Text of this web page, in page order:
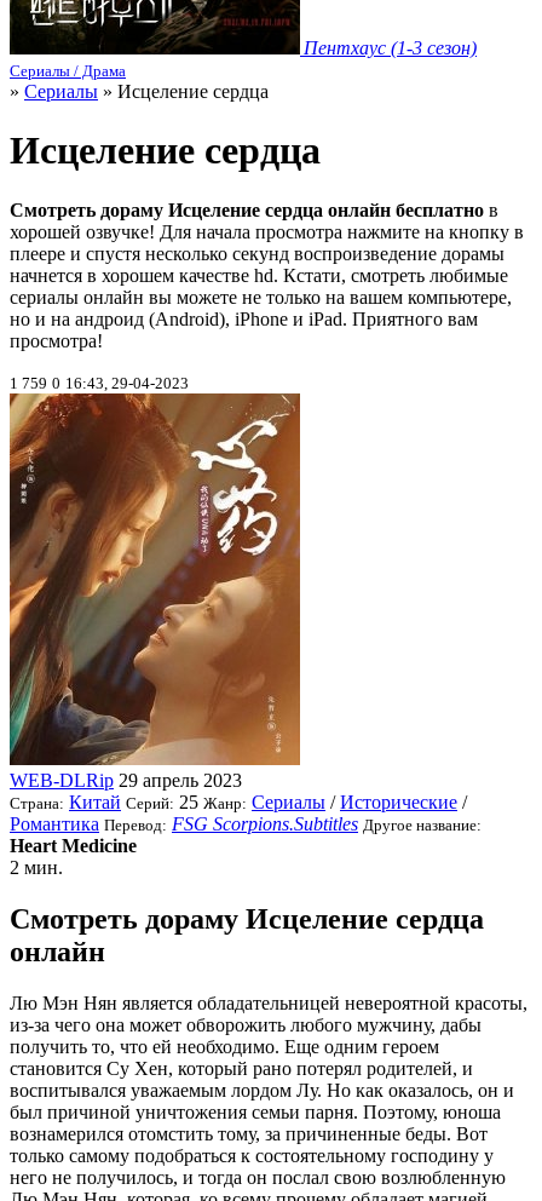
Пентхаус (1-3 сезон)
Сериалы / Драма
» Сериалы » Исцеление сердца
Исцеление сердца
Смотреть дораму Исцеление сердца онлайн бесплатно в
хорошей озвучке! Для начала просмотра нажмите на кнопку в
плеере и спустя несколько секунд воспроизведение дорамы
начнется в хорошем качестве hd. Кстати, смотреть любимые
сериалы онлайн вы можете не только на вашем компьютере,
но и на андроид (Android), iPhone и iPad. Приятного вам
просмотра!
1 759 0 16:43, 29-04-2023
WEB-DLRip 29 апрель 2023
Страна: Китай Серий: 25 Жанр: Сериалы /Исторические /
Романтика Перевод: FSG Scorpions.Subtitles Другое название:
Heart Medicine
2 мин.
Смотреть дораму Исцеление сердца
онлайн
Лю Мэн Нян является обладательницей невероятной красоты,
из-за чего она может обворожить любого мужчину, дабы
получить то, что ей необходимо. Еще одним героем
становится Су Хен, который рано потерял родителей, и
воспитывался уважаемым лордом Лу. Но как оказалось, он и
был причиной уничтожения семьи парня. Поэтому, юноша
вознамерился отомстить тому, за причиненные беды. Вот
только самому подобраться к состоятельному господину у
него не получилось, и тогда он послал свою возлюбленную